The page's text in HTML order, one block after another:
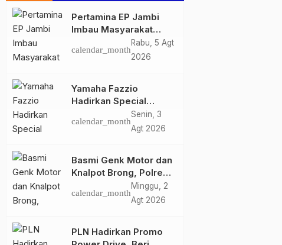
Pertamina EP Jambi
Imbau Masyarakat
Tidak Beraktivitas di
Atas Jalur Pipa Migas
calendar_month
Rabu, 5 Agt
2026
Yamaha Fazzio
Hadirkan Special
Edition Sunset Blue,
Tampilkan Nuansa
calendar_month
Senin, 3
Agt 2026
Basmi Genk Motor dan
Knalpot Brong, Polres
Tanjab Barat Amankan
Belasan Kendaraan
calendar_month
Minggu, 2
Agt 2026
PLN Hadirkan Promo